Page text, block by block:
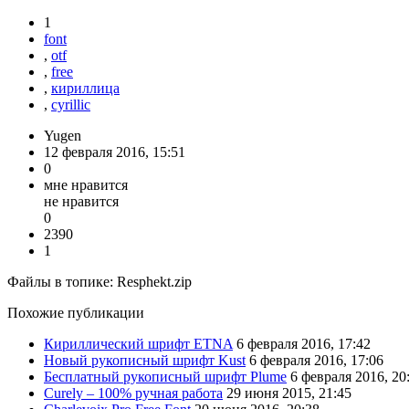
1
font
, otf
, free
, кириллица
, cyrillic
Yugen
12 февраля 2016, 15:51
0
мне нравится
не нравится
0
2390
1
Файлы в топике: Resphekt.zip
Похожие публикации
Кириллический шрифт ETNA 6 февраля 2016, 17:42
Новый рукописный шрифт Kust 6 февраля 2016, 17:06
Бесплатный рукописный шрифт Plume 6 февраля 2016,
Curely – 100% ручная работа 29 июня 2015, 21:45